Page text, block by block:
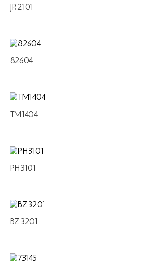
JR2101
82604
TM1404
PH3101
BZ3201